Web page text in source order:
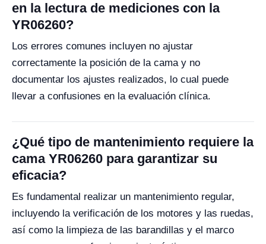
en la lectura de mediciones con la
YR06260?
Los errores comunes incluyen no ajustar
correctamente la posición de la cama y no
documentar los ajustes realizados, lo cual puede
llevar a confusiones en la evaluación clínica.
¿Qué tipo de mantenimiento requiere la
cama YR06260 para garantizar su
eficacia?
Es fundamental realizar un mantenimiento regular,
incluyendo la verificación de los motores y las ruedas,
así como la limpieza de las barandillas y el marco